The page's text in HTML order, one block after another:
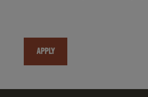
APPLY